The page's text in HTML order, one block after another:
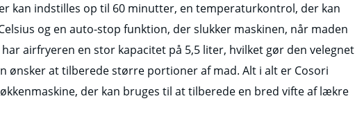
kan indstilles op til 60 minutter, en temperaturkontrol, der kan
og en auto-stop funktion, der slukker maskinen, når maden
airfryeren en stor kapacitet på 5,5 liter, hvilket gør den velegnet
ønsker at tilberede større portioner af mad. Alt i alt er Cosori
der kan bruges til at tilberede en bred vifte af lækre